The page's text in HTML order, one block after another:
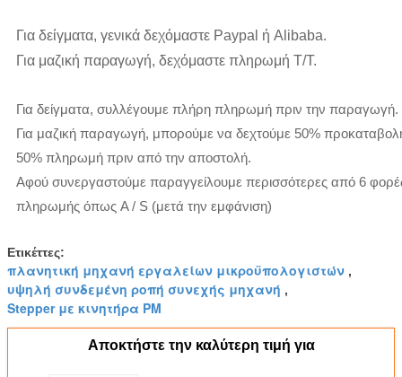
Για δείγματα, γενικά δεχόμαστε Paypal ή Alibaba.
Για μαζική παραγωγή, δεχόμαστε πληρωμή T/T.
Για δείγματα, συλλέγουμε πλήρη πληρωμή πριν την παραγωγή.
Για μαζική παραγωγή, μπορούμε να δεχτούμε 50%
50% πληρωμή πριν από την αποστολή.
Αφού συνεργαστούμε παραγγείλουμε περισσότερες από 6
πληρωμής όπως A / S (μετά την εμφάνιση)
Ετικέττες:
πλανητική μηχανή εργαλείων μικροϋπολογιστών ,
υψηλή συνδεμένη ροπή συνεχής μηχανή ,
Stepper με κινητήρα PM
Αποκτήστε την καλύτερη τιμή για